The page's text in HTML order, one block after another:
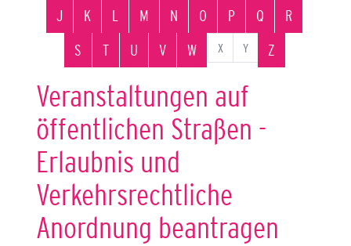
J
K L M N O P Q
R
S
T U V W X Y Z
Veranstaltungen auf
öffentlichen Straßen -
Erlaubnis und
Verkehrsrechtliche
Anordnung beantragen